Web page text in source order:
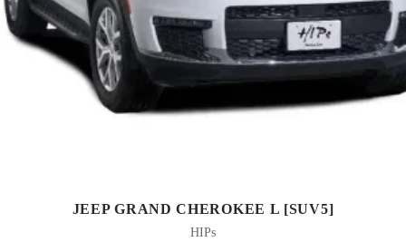
JEEP GRAND CHEROKEE L [SUV5]
HIPs